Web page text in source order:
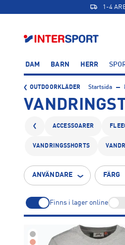
1-4
DAM BARN HERR
OUTDOORKLÄDER Startsida
ACCESSOARER
VANDRINGSSHORTS
ANVÄNDARE FÄRG
Beige
Finns i lager online